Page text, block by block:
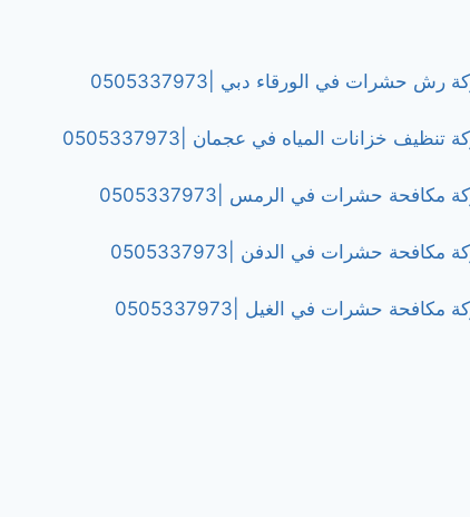
رش حشرات في الورقاء دبي |0505337973
تنظيف خزانات المياه في عجمان |0505337973
مكافحة حشرات في الرمس |0505337973
مكافحة حشرات في الدفن |0505337973
مكافحة حشرات في الغيل |0505337973